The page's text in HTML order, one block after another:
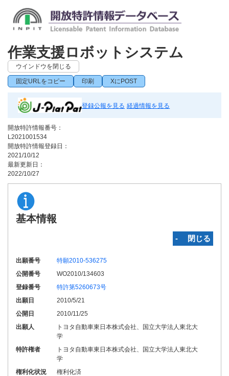
作業支援ロボットシステム
ウインドウを閉じる
固定URLをコピー 印刷 XにPOST
登録公報を見る 経過情報を見る
開放特許情報番号：
L2021001534
開放特許情報登録日：
2021/10/12
最新更新日：
2022/10/27
基本情報
‐ 閉じる
出願番号
特願2010-536275
公開番号
WO2010/134603
登録番号
特許第5260673号
出願日
2010/5/21
公開日
2010/11/25
出願人
トヨタ自動車東日本株式会社、国立大学法人東北大
学
特許権者
トヨタ自動車東日本株式会社、国立大学法人東北大
学
権利化状況
権利化済